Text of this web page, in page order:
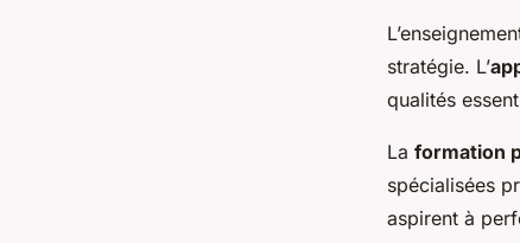
stratégie. L’
qualités
La formation
spécialisées
aspirent à